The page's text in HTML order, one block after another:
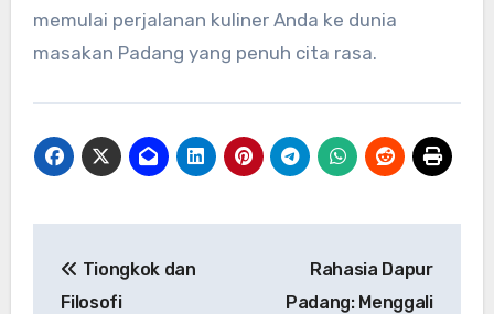
memulai perjalanan kuliner Anda ke dunia
masakan Padang yang penuh cita rasa.
pos
Tiongkok dan
Filosofi
Rahasia Dapur
Padang: Menggali